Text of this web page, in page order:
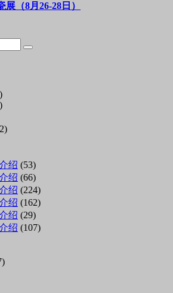
（8月26-28日）
绍 (53)
绍 (66)
绍 (224)
绍 (162)
绍 (29)
绍 (107)